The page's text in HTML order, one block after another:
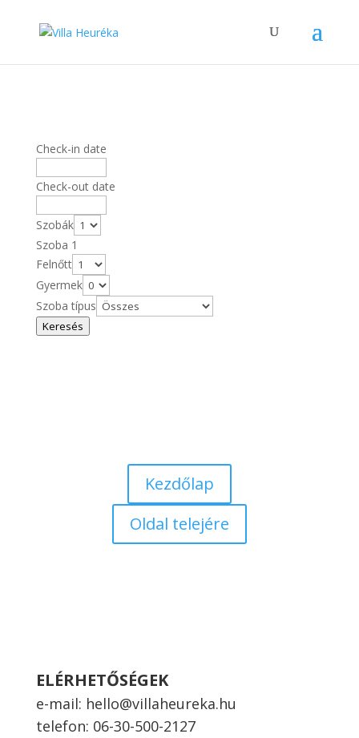
Check-in date
Check-out date
Szobák
Szoba 1
Felnőtt
Gyermek
Szoba típus
Keresés
Kezdőlap
Oldal telejére
ELÉRHETŐSÉGEK
e-mail: hello@villaheureka.hu
telefon: 06-30-500-2127